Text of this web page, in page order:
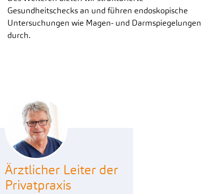
Gesundheitschecks an und führen endoskopische
Untersuchungen wie Magen- und Darmspiegelungen
durch.
Ärztlicher Leiter der
Privatpraxis